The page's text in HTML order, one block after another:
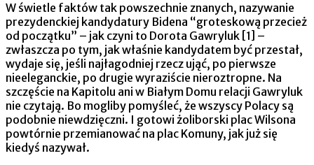
W świetle faktów tak powszechnie znanych, nazywanie
prezydenckiej kandydatury Bidena “groteskową przecież
od początku” – jak czyni to Dorota Gawryluk [1] –
zwłaszcza po tym, jak właśnie kandydatem być przestał,
wydaje się, jeśli najłagodniej rzecz ująć, po pierwsze
nieeleganckie, po drugie wyraziście nieroztropne. Na
szczęście na Kapitolu ani w Białym Domu relacji Gawryluk
nie czytają. Bo mogliby pomyśleć, że wszyscy Polacy są
podobnie niewdzięczni. I gotowi żoliborski plac Wilsona
powtórnie przemianować na plac Komuny, jak już się
kiedyś nazywał.